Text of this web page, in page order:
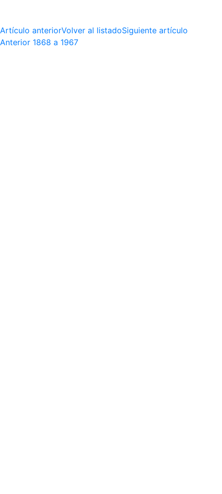
Artículo anteriorVolver al listadoSiguiente artículo
Anterior 1868 a 1967